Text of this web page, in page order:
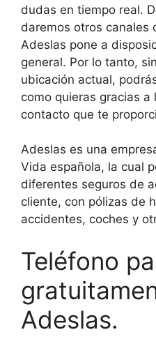
dudas en tiempo real.
daremos otros canales
Adeslas pone a
general. Por lo tanto,
ubicación actual,
como quieras gracias
contacto que te
Adeslas es una
Vida española, la cual
diferentes seguros de
cliente, con pólizas de
accidentes, coches y
Teléfono
Adeslas.